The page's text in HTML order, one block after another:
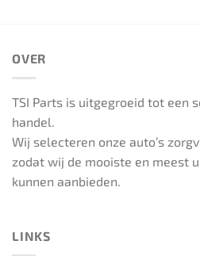
OVER
TSI Parts is uitgegroeid tot een
handel.
Wij selecteren onze auto’s
zodat wij de mooiste en meest
kunnen aanbieden.
LINKS